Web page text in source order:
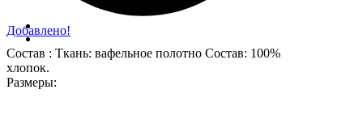
Добавлено!
Состав : Ткань: вафельное полотно Состав: 100%
хлопок.
Размеры: